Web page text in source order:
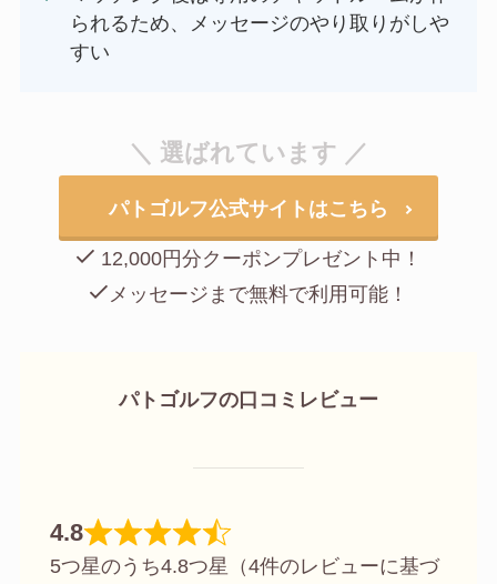
られるため、メッセージのやり取りがしや
すい
＼ 選ばれています ／
パトゴルフ公式サイトはこちら
12,000円分クーポンプレゼント中！
メッセージまで無料で利用可能！
パトゴルフの口コミレビュー
4.8
5つ星のうち4.8つ星（4件のレビューに基づ